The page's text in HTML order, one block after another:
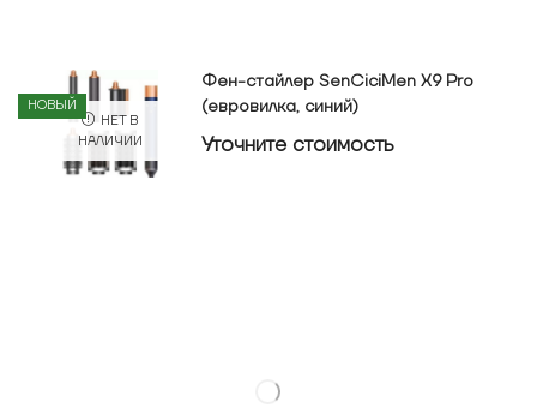
НОВЫЙ
НЕТ В
НАЛИЧИИ
Фен-стайлер SenCiciMen X9 Pro
(евровилка, синий)
Уточнитe стоимость